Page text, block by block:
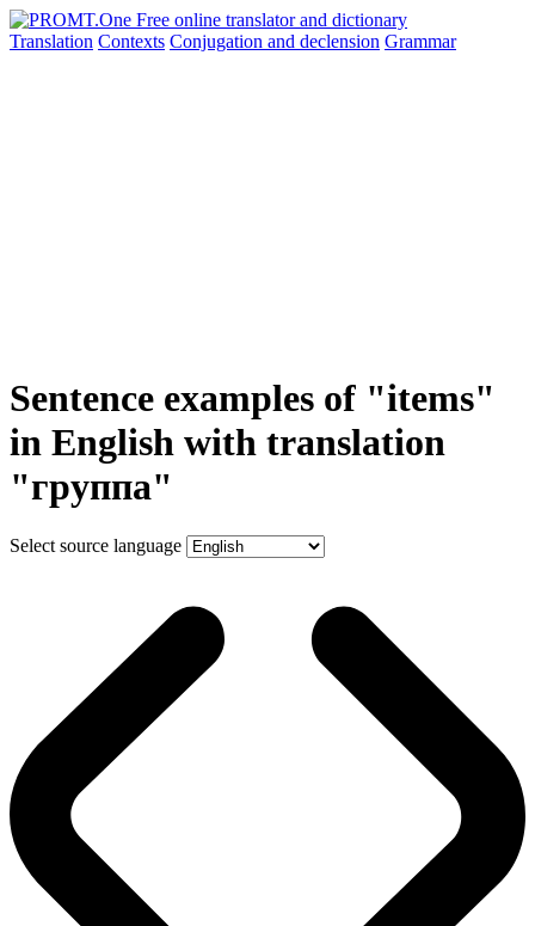
Translation Contexts Conjugation and declension Grammar
Sentence examples of "items"
in English with translation
"группа"
Select source language